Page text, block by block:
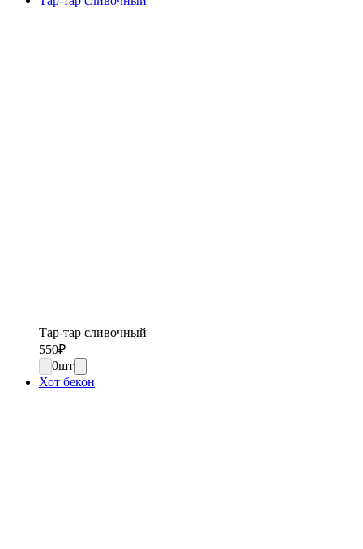
Тар-тар сливочный
550₽
0шт
Хот бекон